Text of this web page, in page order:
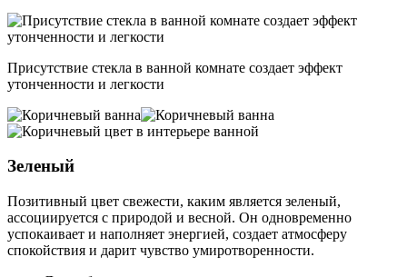
Присутствие стекла в ванной комнате создает эффект
утонченности и легкости
Зеленый
Позитивный цвет свежести, каким является зеленый,
ассоциируется с природой и весной. Он одновременно
успокаивает и наполняет энергией, создает атмосферу
спокойствия и дарит чувство умиротворенности.